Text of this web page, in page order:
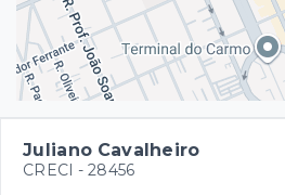
Juliano Cavalheiro
CRECI - 28456